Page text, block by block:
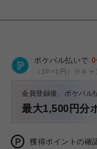
ポケパル払いで 0
（1P=1円）※キャ
会員登録後、ポケパル
最大1,500円分
獲得ポイントの確